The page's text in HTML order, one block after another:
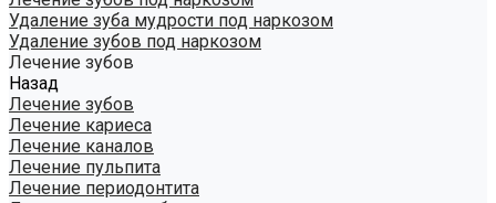
Удаление зуба мудрости под наркозом
Удаление зубов под наркозом
Лечение зубов
Назад
Лечение зубов
Лечение кариеса
Лечение каналов
Лечение пульпита
Лечение периодонтита